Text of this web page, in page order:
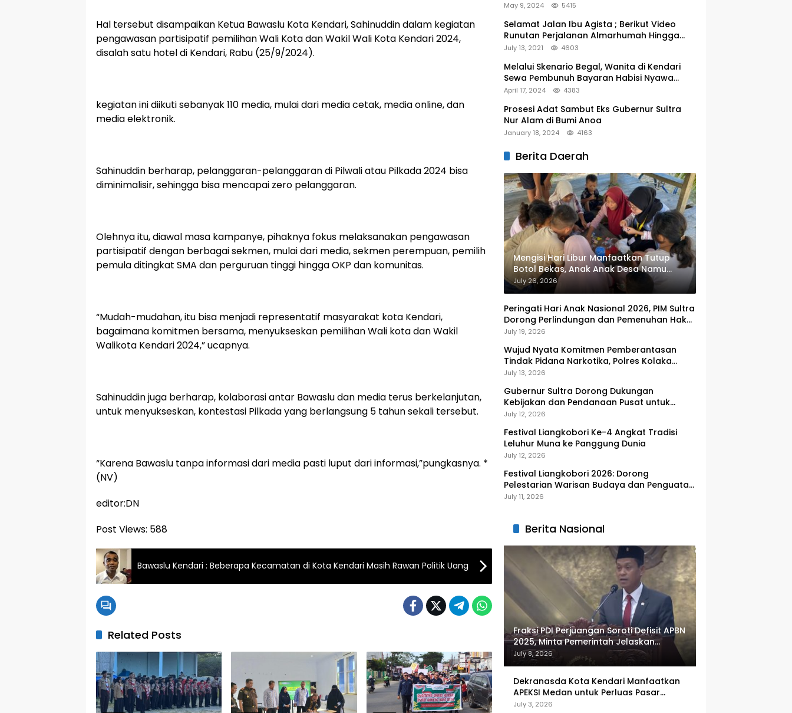
Hal tersebut disampaikan Ketua Bawaslu Kota Kendari, Sahinuddin dalam kegiatan
pengawasan partisipatif pemilihan Wali Kota dan Wakil Wali Kota Kendari 2024,
disalah satu hotel di Kendari, Rabu (25/9/2024).
kegiatan ini diikuti sebanyak 110 media, mulai dari media cetak, media online, dan
media elektronik.
Sahinuddin berharap, pelanggaran-pelanggaran di Pilwali atau Pilkada 2024 bisa
diminimalisir, sehingga bisa mencapai zero pelanggaran.
Olehnya itu, diawal masa kampanye, pihaknya fokus melaksanakan pengawasan
partisipatif dengan berbagai sekmen, mulai dari media, sekmen perempuan, pemilih
pemula ditingkat SMA dan perguruan tinggi hingga OKP dan komunitas.
“Mudah-mudahan, itu bisa menjadi representatif masyarakat kota Kendari,
bagaimana komitmen bersama, menyukseskan pemilihan Wali kota dan Wakil
Walikota Kendari 2024,” ucapnya.
Sahinuddin juga berharap, kolaborasi antar Bawaslu dan media terus berkelanjutan,
untuk menyukseskan, kontestasi Pilkada yang berlangsung 5 tahun sekali tersebut.
“Karena Bawaslu tanpa informasi dari media pasti luput dari informasi,”pungkasnya. *
(NV)
editor:DN
Post Views: 588
Bawaslu Kendari : Beberapa Kecamatan di Kota Kendari Masih Rawan Politik Uang
Related Posts
May 9, 2024 5415
Selamat Jalan Ibu Agista ; Berikut Video
Runutan Perjalanan Almarhumah Hingga
Menuju Peristirahatan Terakhir
July 13, 2021 4603
Melalui Skenario Begal, Wanita di Kendari
Sewa Pembunuh Bayaran Habisi Nyawa
Mertuanya
April 17, 2024 4383
Prosesi Adat Sambut Eks Gubernur Sultra
Nur Alam di Bumi Anoa
January 18, 2024 4163
Berita Daerah
Mengisi Hari Libur Manfaatkan Tutup
Botol Bekas, Anak Anak Desa Namu
Bikin Gantungan Kunci Bernilai Ekonomi
July 26, 2026
Peringati Hari Anak Nasional 2026, PIM Sultra
Dorong Perlindungan dan Pemenuhan Hak
Anak Pesisir
July 19, 2026
Wujud Nyata Komitmen Pemberantasan
Tindak Pidana Narkotika, Polres Kolaka
Gagalkan Peredaran 3 Kg Sabu-Sabu
July 13, 2026
Gubernur Sultra Dorong Dukungan
Kebijakan dan Pendanaan Pusat untuk
Pengembangan Kawasan Liangkobhori
July 12, 2026
Festival Liangkobori Ke-4 Angkat Tradisi
Leluhur Muna ke Panggung Dunia
July 12, 2026
Festival Liangkobori 2026: Dorong
Pelestarian Warisan Budaya dan Penguatan
Ekonomi Masyarakat
July 11, 2026
Berita Nasional
Fraksi PDI Perjuangan Soroti Defisit APBN
2025, Minta Pemerintah Jelaskan
Sejumlah Target yang Tak Tercapai
July 8, 2026
Dekranasda Kota Kendari Manfaatkan
APEKSI Medan untuk Perluas Pasar
UMKM, Tenun Lokal Jadi Primadona
July 3, 2026